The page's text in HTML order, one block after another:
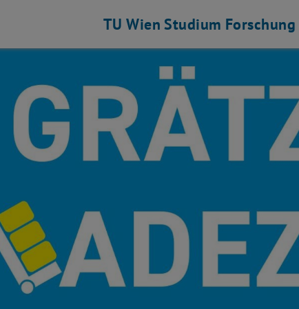
TU Wien Studium Forschung